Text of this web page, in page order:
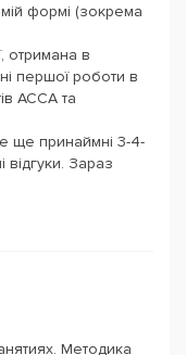
формі (зокрема
отримана в
першої роботи в
ACCA та
ще принаймні 3-4-
відгуки. Зараз
Методика